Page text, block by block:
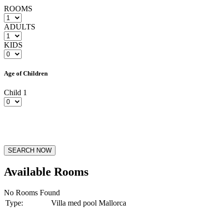
ROOMS
ADULTS
KIDS
Age of Children
Child 1
SEARCH NOW
Available Rooms
No Rooms Found
Type:
Villa med pool Mallorca